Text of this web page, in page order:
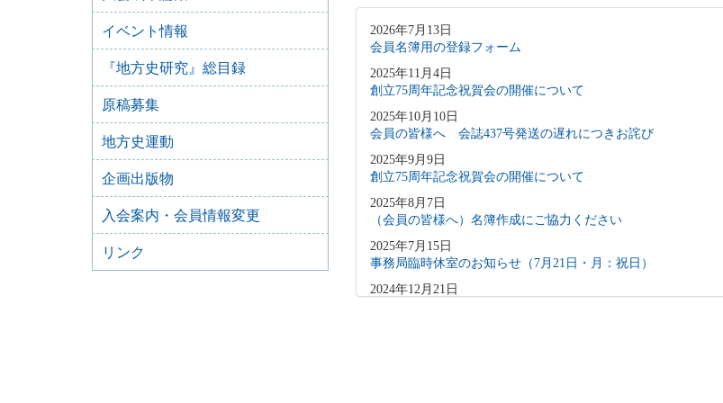
2026年7月13日
会員名簿用の登録フォーム
2025年11月4日
創立75周年記念祝賀会の開催について
2025年10月10日
会員の皆様へ 会誌437号発送の遅れにつきお詫び
2025年9月9日
創立75周年記念祝賀会の開催について
2025年8月7日
（会員の皆様へ）名簿作成にご協力ください
2025年7月15日
事務局臨時休室のお知らせ（7月21日・月：祝日）
2024年12月21日
イベント情報
『地方史研究』総目録
原稿募集
地方史運動
企画出版物
入会案内・会員情報変更
リンク